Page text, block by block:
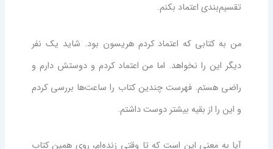
تقسیم‌بندی اعتماد بکنم.
من به کتابی که اعتماد کردم هریسون بود. شاید یک نفر
دیگر این را نخواهد. اما من اعتماد کردم و دوستش دارم و
راضی هستم. فهرست چندین کتاب را ساعت‌ها بررسی کردم
و این را از بقیه بیشتر دوست داشتم.
آیا به معنی این است که تا وقتی زنده‌ام، روی همین کتاب